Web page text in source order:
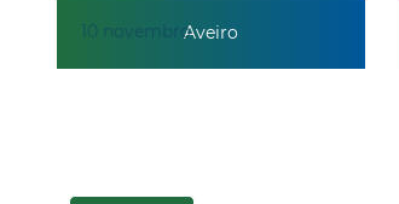
10 novembroAveiro